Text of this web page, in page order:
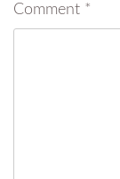
Comment *